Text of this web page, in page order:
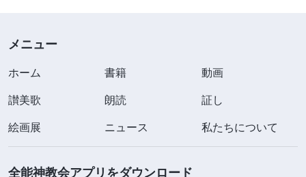
メニュー
ホーム 書籍
動画
讃美歌
朗読
証し
絵画展
ニュース 私たちについて
全能神教会アプリをダウンロード